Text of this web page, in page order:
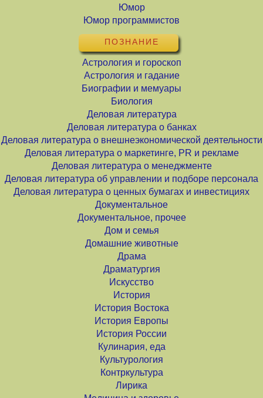
Юмор
Юмор программистов
ПОЗНАНИЕ
Астрология и гороскоп
Астрология и гадание
Биографии и мемуары
Биология
Деловая литература
Деловая литература о банках
Деловая литература о внешнеэкономической деятельности
Деловая литература о маркетинге, PR и рекламе
Деловая литература о менеджменте
Деловая литература об управлении и подборе персонала
Деловая литература о ценных бумагах и инвестициях
Документальное
Документальное, прочее
Дом и семья
Домашние животные
Драма
Драматургия
Искусство
История
История Востока
История Европы
История России
Кулинария, еда
Культурология
Контркультура
Лирика